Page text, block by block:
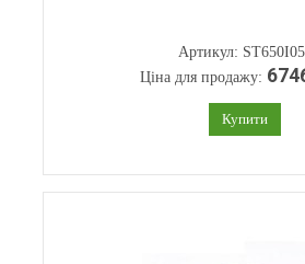
Артикул:
Ціна для продажу:
Купити